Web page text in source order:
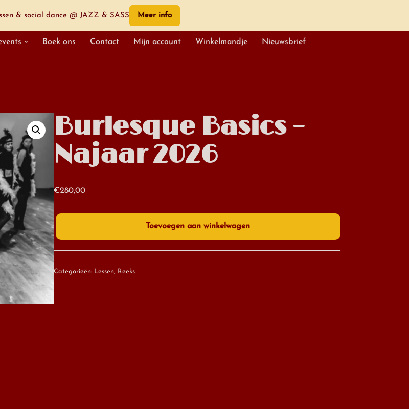
Boek ons Contact Mijn account Winkelmandje Nieuwsbrief
Burlesque Basics –
Najaar 2026
€280,00
Toevoegen aan winkelwagen
Categorieën: Lessen, Reeks
& social dance @ JAZZ & SASS Meer info